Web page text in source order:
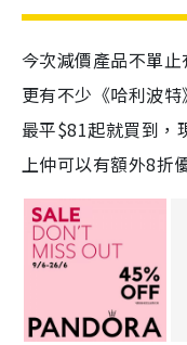
今次減價產品不單
更有不少《哈利波
最平$81起就買到，
上仲可以有額外8折